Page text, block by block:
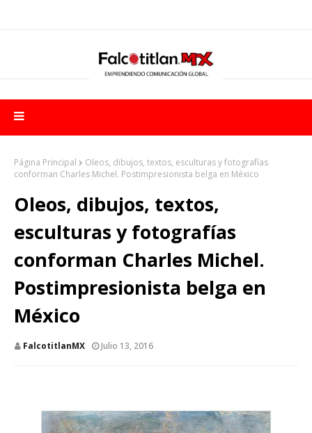
Página Principal
Oleos, dibujos, textos, esculturas y fotografías
conforman Charles Michel. Postimpresionista belga en México
Oleos, dibujos, textos,
esculturas y fotografías
conforman Charles Michel.
Postimpresionista belga en
México
FalcotitlanMX Julio 13, 2016